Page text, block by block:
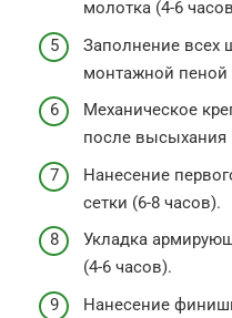
молотка (4-6
Заполнение всех
монтажной пеной
Механическое
после высыхания
Нанесение
сетки (6-8 часов).
Укладка
(4-6 часов).
Нанесение